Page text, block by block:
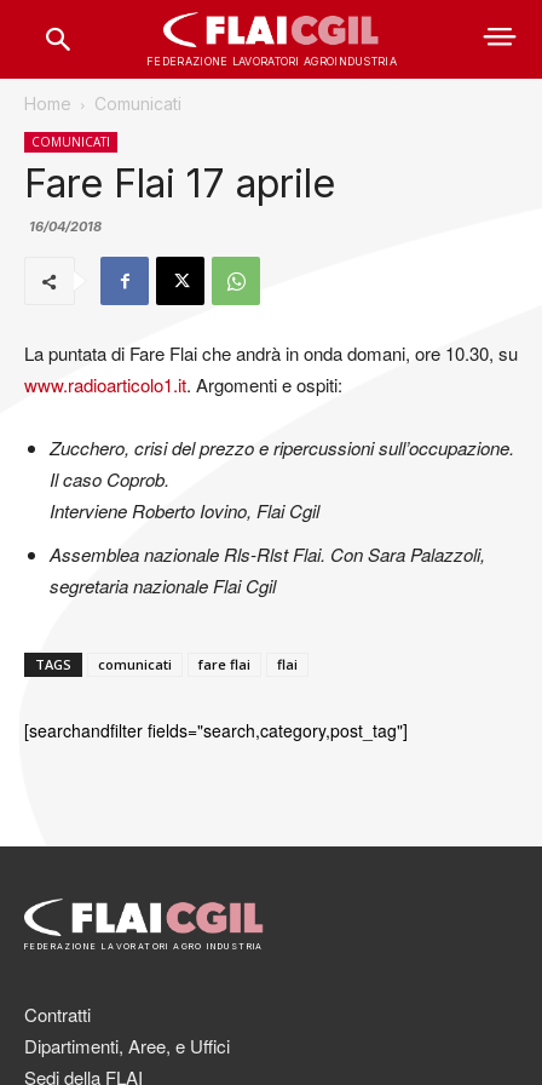
FEDERAZIONE LAVORATORI AGROINDUSTRIA
Home Comunicati
COMUNICATI
Fare Flai 17 aprile
16/04/2018
La puntata di Fare Flai che andrà in onda domani, ore 10.30, su
www.radioarticolo1.it. Argomenti e ospiti:
Zucchero, crisi del prezzo e ripercussioni sull’occupazione.
Il caso Coprob.
Interviene Roberto Iovino, Flai Cgil
Assemblea nazionale Rls-Rlst Flai. Con Sara Palazzoli,
segretaria nazionale Flai Cgil
TAGS comunicati fare flai flai
[searchandfilter fields="search,category,post_tag"]
FEDERAZIONE LAVORATORI AGRO INDUSTRIA
Contratti
Dipartimenti, Aree, e Uffici
Sedi della FLAI